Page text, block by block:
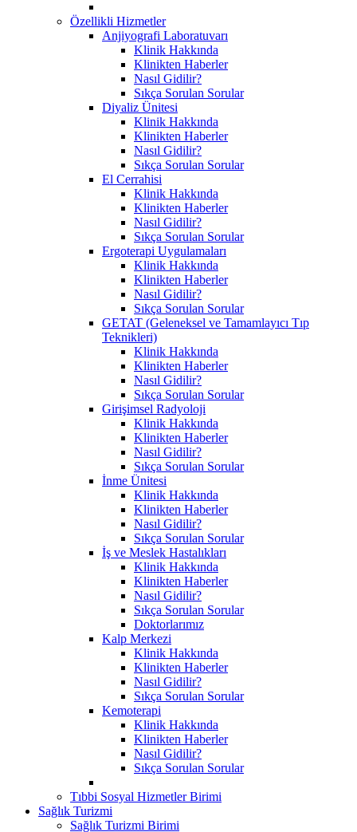
Özellikli Hizmetler
Anjiyografi Laboratuvarı
Klinik Hakkında
Klinikten Haberler
Nasıl Gidilir?
Sıkça Sorulan Sorular
Diyaliz Ünitesi
Klinik Hakkında
Klinikten Haberler
Nasıl Gidilir?
Sıkça Sorulan Sorular
El Cerrahisi
Klinik Hakkında
Klinikten Haberler
Nasıl Gidilir?
Sıkça Sorulan Sorular
Ergoterapi Uygulamaları
Klinik Hakkında
Klinikten Haberler
Nasıl Gidilir?
Sıkça Sorulan Sorular
GETAT (Geleneksel ve Tamamlayıcı Tıp
Teknikleri)
Klinik Hakkında
Klinikten Haberler
Nasıl Gidilir?
Sıkça Sorulan Sorular
Girişimsel Radyoloji
Klinik Hakkında
Klinikten Haberler
Nasıl Gidilir?
Sıkça Sorulan Sorular
İnme Ünitesi
Klinik Hakkında
Klinikten Haberler
Nasıl Gidilir?
Sıkça Sorulan Sorular
İş ve Meslek Hastalıkları
Klinik Hakkında
Klinikten Haberler
Nasıl Gidilir?
Sıkça Sorulan Sorular
Doktorlarımız
Kalp Merkezi
Klinik Hakkında
Klinikten Haberler
Nasıl Gidilir?
Sıkça Sorulan Sorular
Kemoterapi
Klinik Hakkında
Klinikten Haberler
Nasıl Gidilir?
Sıkça Sorulan Sorular
Tıbbi Sosyal Hizmetler Birimi
Sağlık Turizmi
Sağlık Turizmi Birimi